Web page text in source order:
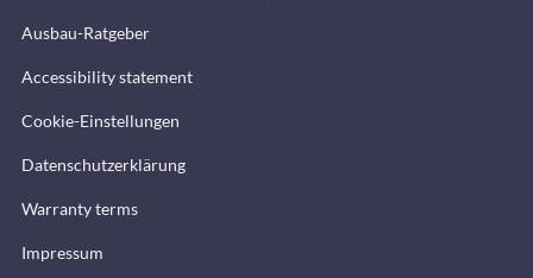
Ausbau-Ratgeber
Accessibility statement
Cookie-Einstellungen
Datenschutzerklärung
Warranty terms
Impressum